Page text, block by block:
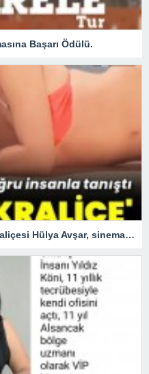
Başarı Ödülü.
Güzellik yarışmasının devrik kraliçesi Hülya Avşar, sinemanın kraliçesi oldu.